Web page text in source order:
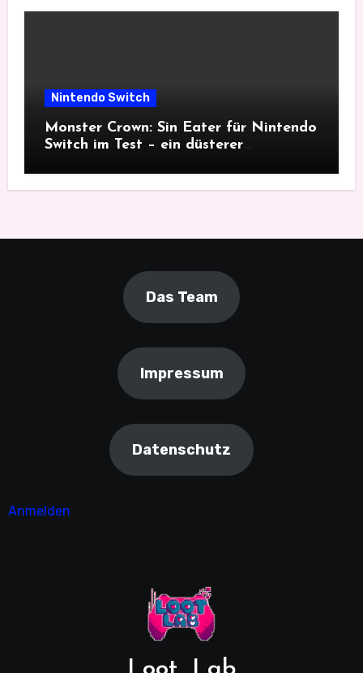
Nintendo Switch
Monster Crown: Sin Eater für Nintendo
Switch im Test – ein düsterer
Das Team
Impressum
Datenschutz
Anmelden